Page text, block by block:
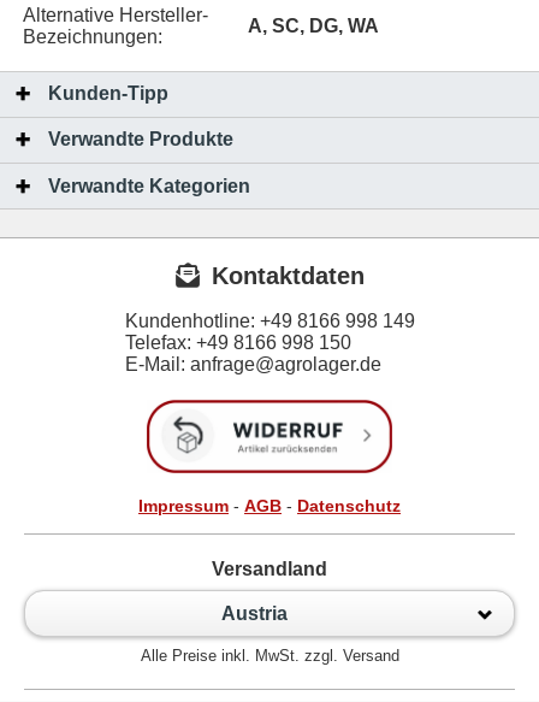
Alternative Hersteller-
Bezeichnungen:
A, SC, DG, WA
Kunden-Tipp
Verwandte Produkte
Verwandte Kategorien
Kontaktdaten
Kundenhotline: +49 8166 998 149
Telefax: +49 8166 998 150
E-Mail: anfrage@agrolager.de
Impressum - AGB - Datenschutz
Versandland
Austria
Alle Preise inkl. MwSt. zzgl. Versand